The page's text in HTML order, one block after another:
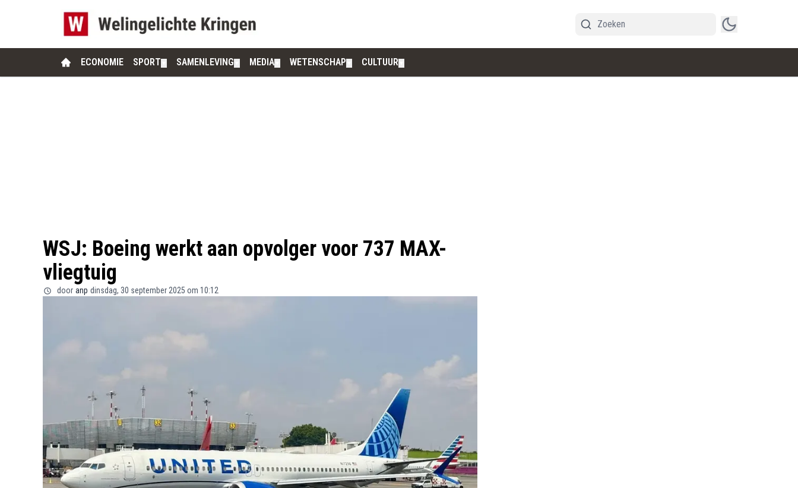
ECONOMIE SPORT SAMENLEVING MEDIA WETENSCHAP CULTUUR
WSJ: Boeing werkt aan opvolger voor 737 MAX-
vliegtuig
door anp dinsdag, 30 september 2025 om 10:12